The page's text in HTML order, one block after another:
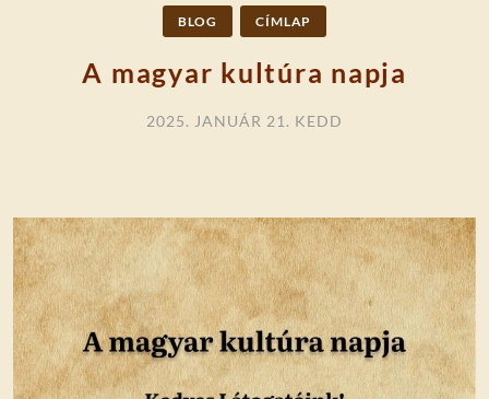
BLOG CÍMLAP
A magyar kultúra napja
2025. JANUÁR 21. KEDD